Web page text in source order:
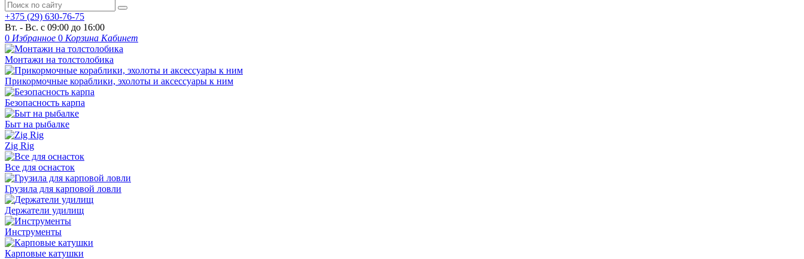
+375 (29) 630-76-75
Вт. - Вс. с 09:00 до 16:00
0 Избранное 0 Корзина Кабинет
Монтажи на толстолобика
Прикормочные кораблики, эхолоты и аксессуары к ним
Безопасность карпа
Быт на рыбалке
Zig Rig
Все для оснасток
Грузила для карповой ловли
Держатели удилищ
Инструменты
Карповые катушки